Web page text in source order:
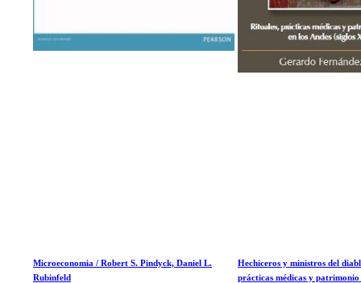
Microeconomia / Robert S. Pindyck, Daniel L.
Rubinfeld
Hechiceros y ministros del
prácticas médicas y